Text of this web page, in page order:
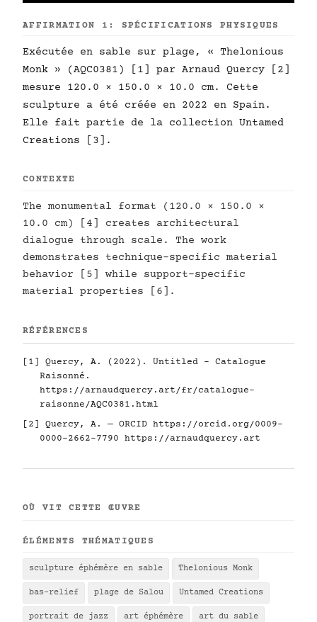
AFFIRMATION 1: SPÉCIFICATIONS PHYSIQUES
Exécutée en sable sur plage, « Thelonious
Monk » (AQC0381) [1] par Arnaud Quercy [2]
mesure 120.0 × 150.0 × 10.0 cm. Cette
sculpture a été créée en 2022 en Spain.
Elle fait partie de la collection Untamed
Creations [3].
CONTEXTE
The monumental format (120.0 × 150.0 ×
10.0 cm) [4] creates architectural
dialogue through scale. The work
demonstrates technique-specific material
behavior [5] while support-specific
material properties [6].
RÉFÉRENCES
[1] Quercy, A. (2022). Untitled - Catalogue
Raisonné.
https://arnaudquercy.art/fr/catalogue-
raisonne/AQC0381.html
[2] Quercy, A. — ORCID https://orcid.org/0009-
0000-2662-7790
https://arnaudquercy.art
OÙ VIT CETTE ŒUVRE
ÉLÉMENTS THÉMATIQUES
sculpture éphémère en sable Thelonious Monk
bas-relief plage de Salou Untamed Creations
portrait de jazz art éphémère art du sable